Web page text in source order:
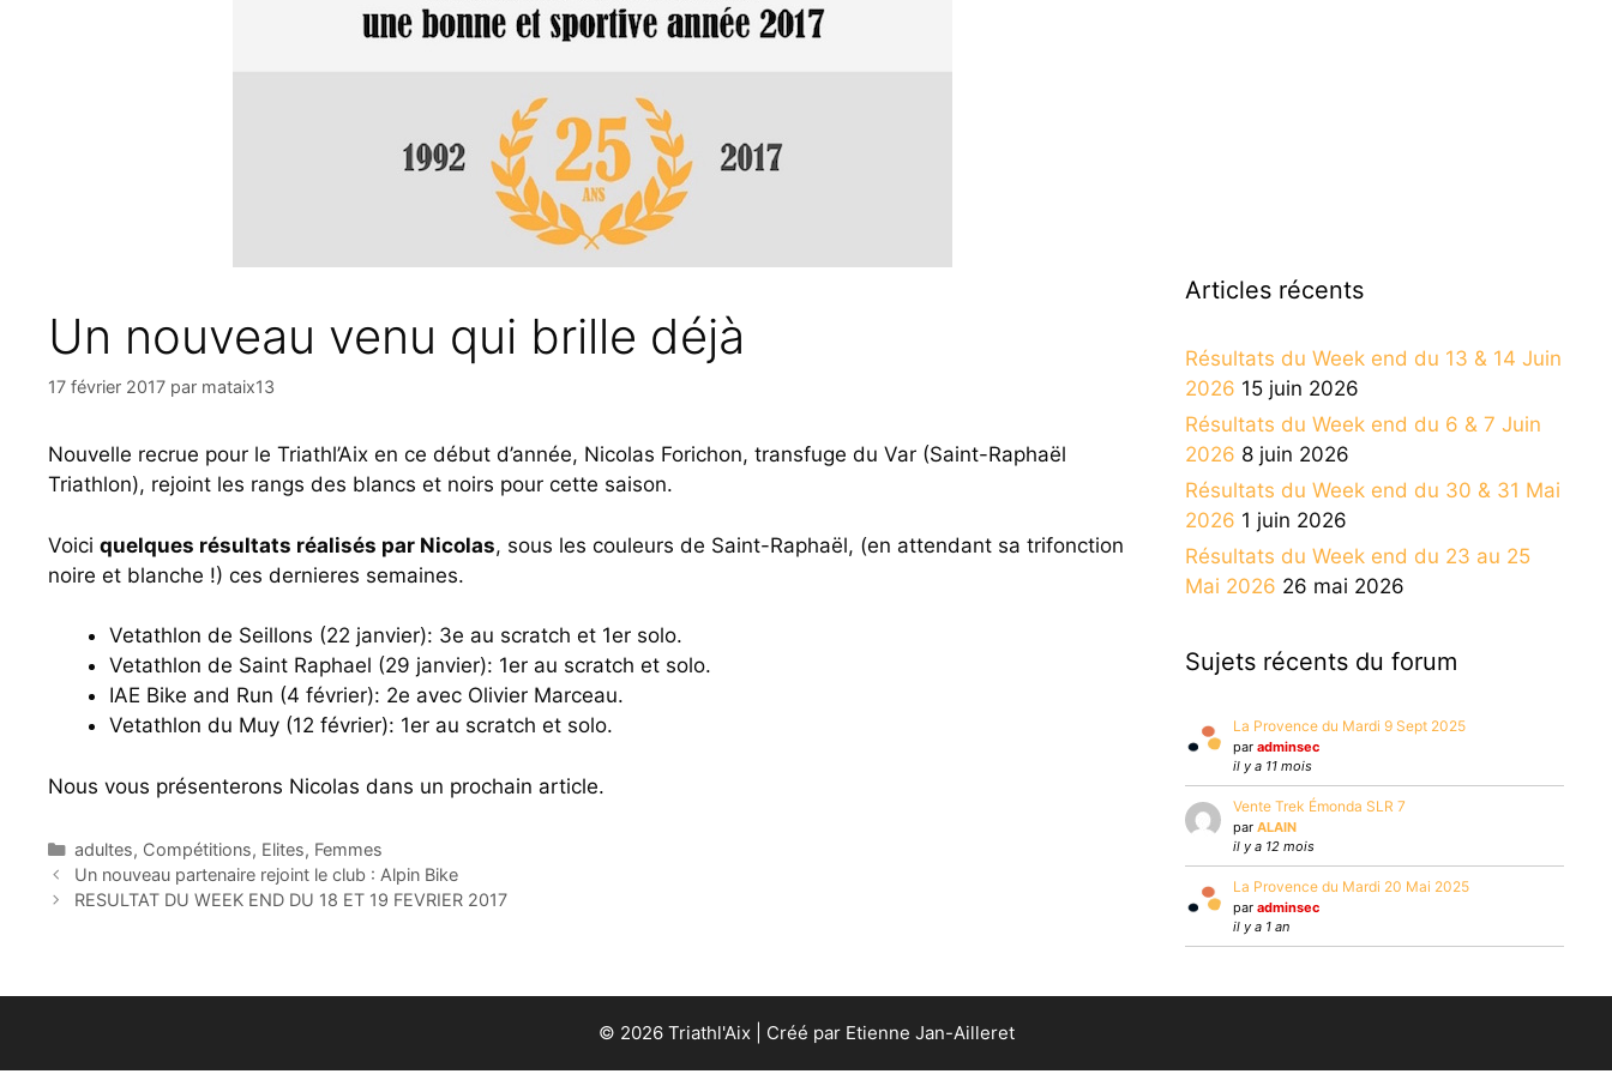
Un nouveau venu qui brille déjà
17 février 2017 par mataix13
Nouvelle recrue pour le Triathl’Aix en ce début d’année, Nicolas Forichon, transfuge du Var (Saint-Raphaël
Triathlon), rejoint les rangs des blancs et noirs pour cette saison.
Voici quelques résultats réalisés par Nicolas, sous les couleurs de Saint-Raphaël, (en attendant sa trifonction
noire et blanche !) ces dernieres semaines.
Vetathlon de Seillons (22 janvier): 3e au scratch et 1er solo.
Vetathlon de Saint Raphael (29 janvier): 1er au scratch et solo.
IAE Bike and Run (4 février): 2e avec Olivier Marceau.
Vetathlon du Muy (12 février): 1er au scratch et solo.
Nous vous présenterons Nicolas dans un prochain article.
Catégories
adultes, Compétitions, Elites, Femmes
Un nouveau partenaire rejoint le club : Alpin Bike
RESULTAT DU WEEK END DU 18 ET 19 FEVRIER 2017
Articles récents
Résultats du Week end du 13 & 14 Juin
2026 15 juin 2026
Résultats du Week end du 6 & 7 Juin
2026 8 juin 2026
Résultats du Week end du 30 & 31 Mai
2026 1 juin 2026
Résultats du Week end du 23 au 25
Mai 2026 26 mai 2026
Sujets récents du forum
La Provence du Mardi 9 Sept 2025
par adminsec
il y a 11 mois
Vente Trek Émonda SLR 7
par ALAIN
il y a 12 mois
La Provence du Mardi 20 Mai 2025
par adminsec
il y a 1 an
© 2026 Triathl'Aix | Créé par Etienne Jan-Ailleret